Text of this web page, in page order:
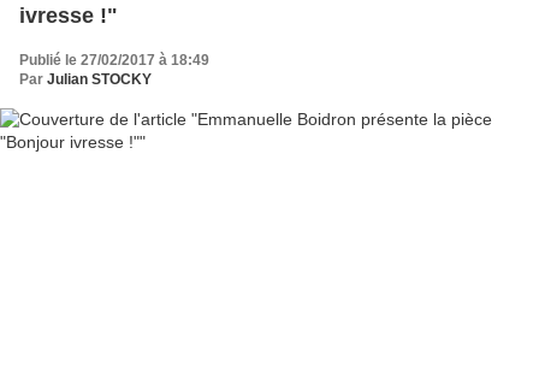
ivresse !"
Publié le 27/02/2017 à 18:49
Par Julian STOCKY